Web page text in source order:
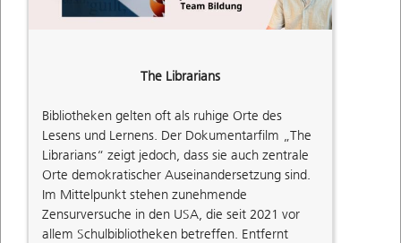
The Librarians
Bibliotheken gelten oft als ruhige Orte des
Lesens und Lernens. Der Dokumentarfilm „The
Librarians“ zeigt jedoch, dass sie auch zentrale
Orte demokratischer Auseinandersetzung sind.
Im Mittelpunkt stehen zunehmende
Zensurversuche in den USA, die seit 2021 vor
allem Schulbibliotheken betreffen. Entfernt